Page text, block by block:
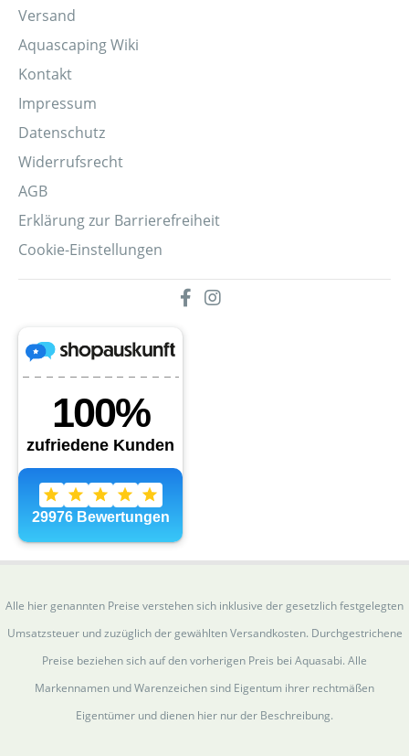
Versand
Aquascaping Wiki
Kontakt
Impressum
Datenschutz
Widerrufsrecht
AGB
Erklärung zur Barrierefreiheit
Cookie-Einstellungen
Alle hier genannten Preise verstehen sich inklusive der gesetzlich festgelegten
Umsatzsteuer und zuzüglich der gewählten Versandkosten. Durchgestrichene
Preise beziehen sich auf den vorherigen Preis bei Aquasabi. Alle
Markennamen und Warenzeichen sind Eigentum ihrer rechtmäßen
Eigentümer und dienen hier nur der Beschreibung.